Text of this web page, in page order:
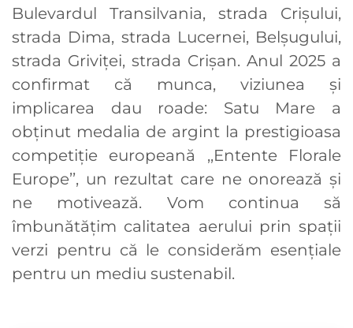
Bulevardul Transilvania, strada Crișului,
strada Dima, strada Lucernei, Belșugului,
strada Griviței, strada Crișan. Anul 2025 a
confirmat că munca, viziunea și
implicarea dau roade: Satu Mare a
obținut medalia de argint la prestigioasa
competiție europeană ,,Entente Florale
Europe’’, un rezultat care ne onorează și
ne motivează. Vom continua să
îmbunătățim calitatea aerului prin spații
verzi pentru că le considerăm esențiale
pentru un mediu sustenabil.